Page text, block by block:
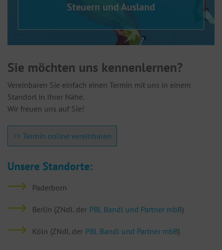
Steuern und Ausland
Sie möchten uns kennenlernen?
Vereinbaren Sie einfach einen Termin mit uns in einem
Standort in Ihrer Nähe.
Wir freuen uns auf Sie!
>> Termin online vereinbaren
Unsere Standorte:
Paderborn
Berlin (ZNdl. der PBL Bandl und Partner mbB)
Köln (ZNdl. der PBL Bandl und Partner mbB)